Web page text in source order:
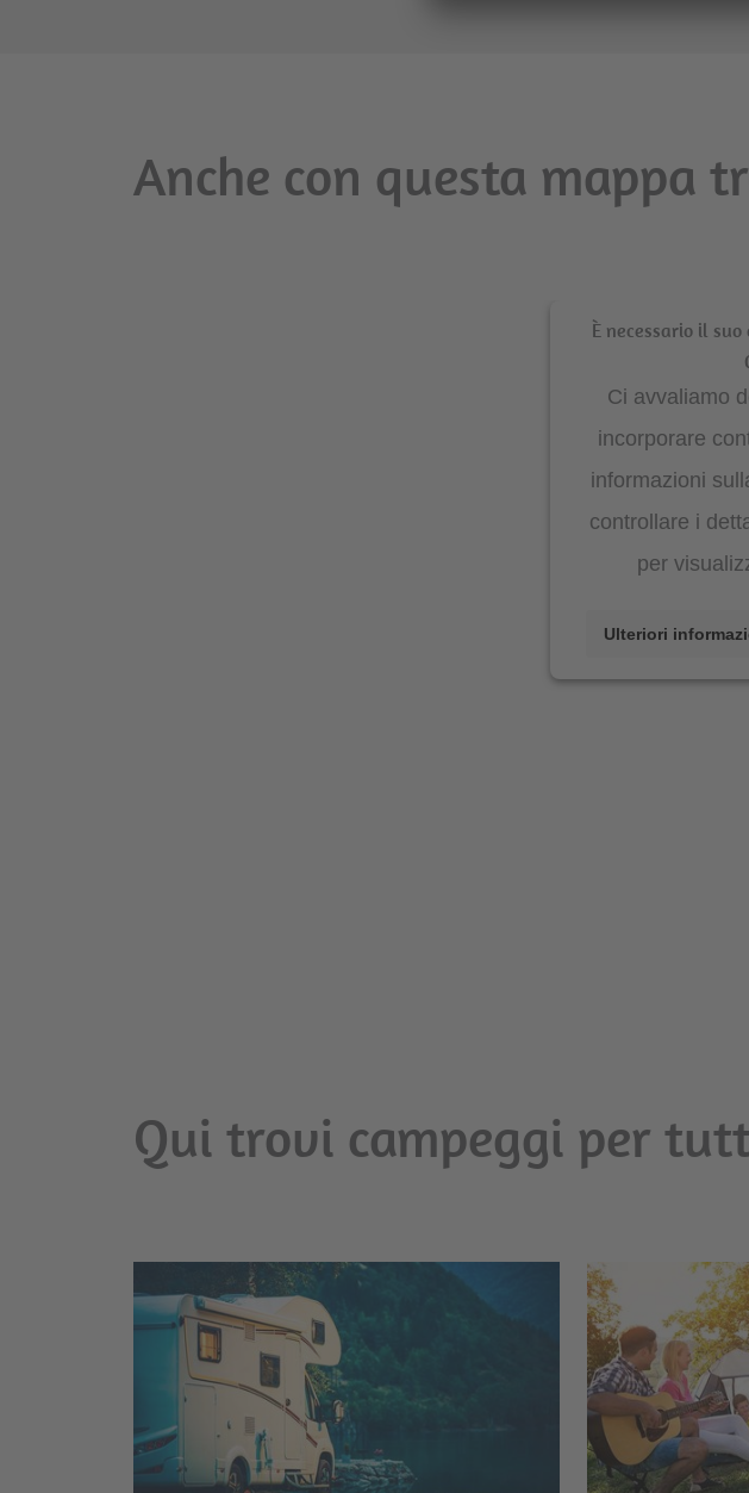
Anche con questa mappa
È necessario il
Ci avvaliamo
incorporare
informazioni
controllare i
per
Ulteriori
Qui trovi campeggi per